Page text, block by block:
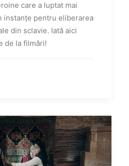
care a luptat mai
instanțe pentru eliberarea
din sclavie. Iată aici
de la filmări!